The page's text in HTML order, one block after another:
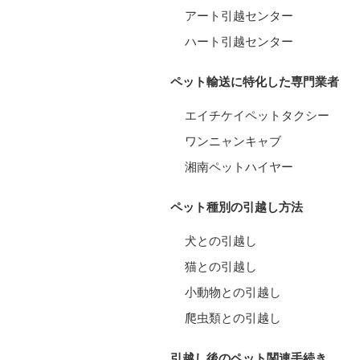
アート引越センター
ハート引越センター
ペット輸送に特化した専門業者
エイチケイペットタクシー
ワンニャンキャブ
湘南ペットハイヤー
ペット種別の引越し方法
犬との引越し
猫との引越し
小動物との引越し
爬虫類との引越し